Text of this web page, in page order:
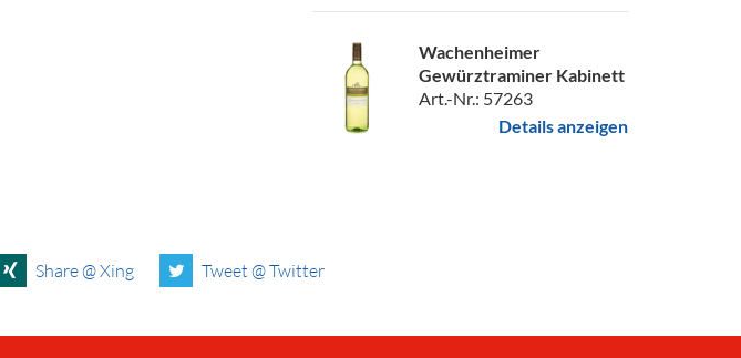
Wachenheimer
Gewürztraminer Kabinett
Art.-Nr.: 57263
Details anzeigen
Share @ Xing Tweet @ Twitter